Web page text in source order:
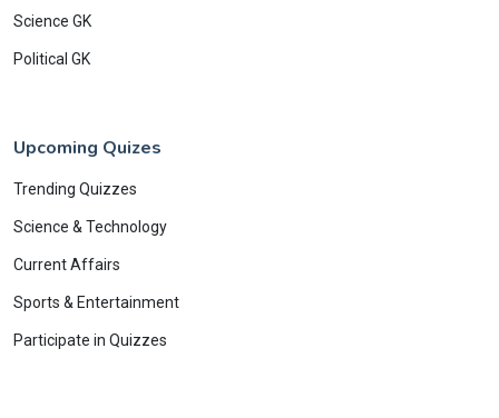
Science GK
Political GK
Upcoming Quizes
Trending Quizzes
Science & Technology
Current Affairs
Sports & Entertainment
Participate in Quizzes